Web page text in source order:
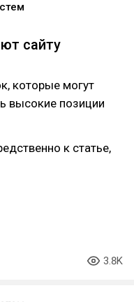
сайту
которые могут
высокие позиции
к статье,
3.8K